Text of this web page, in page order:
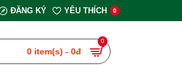
ĐĂNG KÝ YÊU THÍCH 0
0 item(s) - 0đ
0